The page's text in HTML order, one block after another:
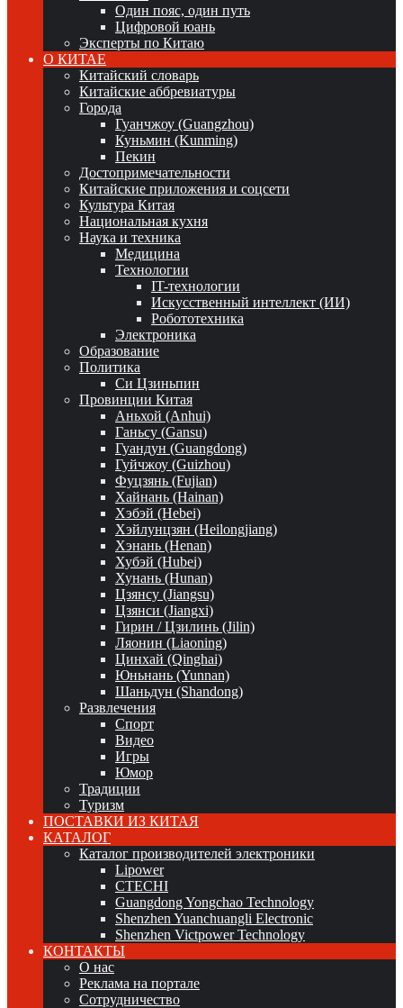
Один пояс, один путь
Цифровой юань
Эксперты по Китаю
О КИТАЕ
Китайский словарь
Китайские аббревиатуры
Города
Гуанчжоу (Guangzhou)
Куньмин (Kunming)
Пекин
Достопримечательности
Китайские приложения и соцсети
Культура Китая
Национальная кухня
Наука и техника
Медицина
Технологии
IT-технологии
Искусственный интеллект (ИИ)
Робототехника
Электроника
Образование
Политика
Си Цзиньпин
Провинции Китая
Аньхой (Anhui)
Ганьсу (Gansu)
Гуандун (Guangdong)
Гуйчжоу (Guizhou)
Фуцзянь (Fujian)
Хайнань (Hainan)
Хэбэй (Hebei)
Хэйлунцзян (Heilongjiang)
Хэнань (Henan)
Хубэй (Hubei)
Хунань (Hunan)
Цзянсу (Jiangsu)
Цзянси (Jiangxi)
Гирин / Цзилинь (Jilin)
Ляонин (Liaoning)
Цинхай (Qinghai)
Юньнань (Yunnan)
Шаньдун (Shandong)
Развлечения
Спорт
Видео
Игры
Юмор
Традиции
Туризм
ПОСТАВКИ ИЗ КИТАЯ
КАТАЛОГ
Каталог производителей электроники
Lipower
CTECHI
Guangdong Yongchao Technology
Shenzhen Yuanchuangli Electronic
Shenzhen Victpower Technology
КОНТАКТЫ
О нас
Реклама на портале
Сотрудничество